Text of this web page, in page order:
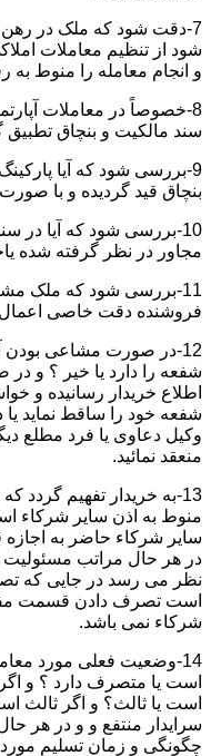
7-دقت شود که ملک در رهن
شود از تنظیم معاملات
و انجام معامله را منوط به
8-خصوصاً در معاملات
سند مالکیت و بنچاق تطبیق
9-بررسی شود که آیا
بنچاق قید گردیده و با
10-بررسی شود که آیا در
مجاور در نظر گرفته شده
11-بررسی شود که ملک
فروشنده دقت خاصی
12-در صورت مشاعی بودن
شفعه را دارد یا خیر ؟ و
اطلاع خریدار رسانیده و
شفعه خود را ساقط نماید
وکیل دعاوی یا فرد مطلع
منعقد نمائید.
13-به خریدار تفهیم
منوط به اذن سایر شرکاء
سایر شرکاء حاضر به
در هر حال مراتب مسئولیت
نظر می رسد در جایی که
است تصرف دادن قسمت
شرکاء نمی باشد.
14-وضعیت فعلی مورد
است یا متصرف دارد ؟ و
است یا ثالث؟ و اگر ثالث
سرایدار منتفع و و در هر
چگونگی و زمان تسلیم